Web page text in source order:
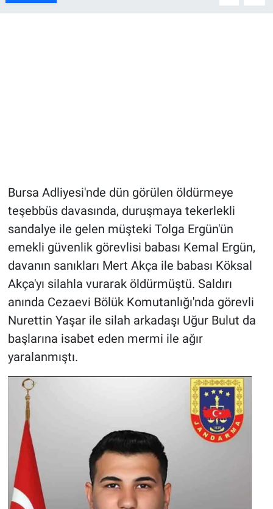
Bursa Adliyesi'nde dün görülen öldürmeye
teşebbüs davasında, duruşmaya tekerlekli
sandalye ile gelen müşteki Tolga Ergün'ün
emekli güvenlik görevlisi babası Kemal Ergün,
davanın sanıkları Mert Akça ile babası Köksal
Akça'yı silahla vurarak öldürmüştü. Saldırı
anında Cezaevi Bölük Komutanlığı'nda görevli
Nurettin Yaşar ile silah arkadaşı Uğur Bulut da
başlarına isabet eden mermi ile ağır
yaralanmıştı.